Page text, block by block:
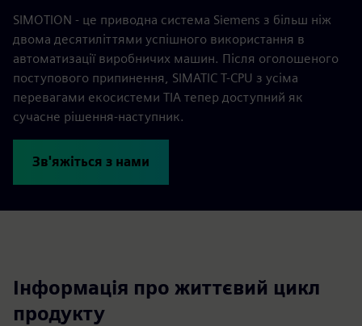
SIMOTION - це приводна система Siemens з більш ніж
двома десятиліттями успішного використання в
автоматизації виробничих машин. Після оголошеного
поступового припинення, SIMATIC T-CPU з усіма
перевагами екосистеми TIA тепер доступний як
сучасне рішення-наступник.
Зв'яжіться з нами
Інформація про життєвий цикл
продукту